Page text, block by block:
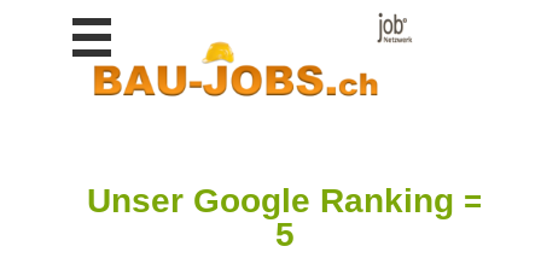
Unser Google Ranking =
5